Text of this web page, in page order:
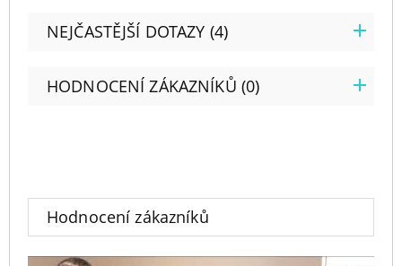
Hodnocení zákazníků
NEJČASTĚJŠÍ DOTAZY (4)
HODNOCENÍ ZÁKAZNÍKŮ (0)